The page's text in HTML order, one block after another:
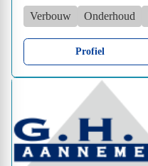
Verbouw Onderhoud
Profiel